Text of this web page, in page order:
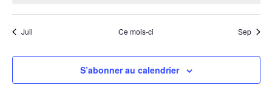
Juil Ce mois-ci Sep
S’abonner au calendrier